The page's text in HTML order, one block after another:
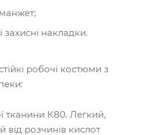
захисні накладки.
робочі костюми з
тканини К80. Легкий,
від розчинів кислот